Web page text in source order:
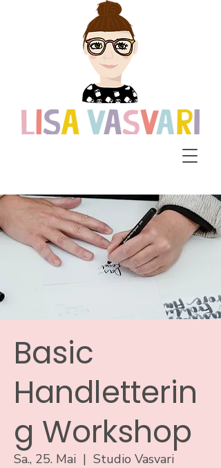
Basic
Handletterin
g Workshop
Sa., 25. Mai
  |
Studio Vasvari